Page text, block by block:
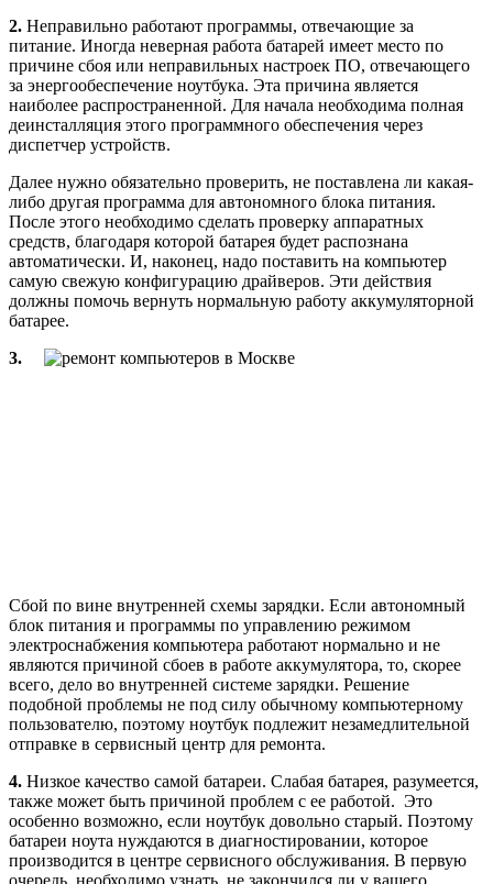
2. Неправильно работают программы, отвечающие за
питание. Иногда неверная работа батарей имеет место по
причине сбоя или неправильных настроек ПО, отвечающего
за энергообеспечение ноутбука. Эта причина является
наиболее распространенной. Для начала необходима полная
деинсталляция этого программного обеспечения через
диспетчер устройств.
Далее нужно обязательно проверить, не поставлена ли какая-
либо другая программа для автономного блока питания.
После этого необходимо сделать проверку аппаратных
средств, благодаря которой батарея будет распознана
автоматически. И, наконец, надо поставить на компьютер
самую свежую конфигурацию драйверов. Эти действия
должны помочь вернуть нормальную работу аккумуляторной
батарее.
3.
Сбой по вине внутренней схемы зарядки. Если автономный
блок питания и программы по управлению режимом
электроснабжения компьютера работают нормально и не
являются причиной сбоев в работе аккумулятора, то, скорее
всего, дело во внутренней системе зарядки. Решение
подобной проблемы не под силу обычному компьютерному
пользователю, поэтому ноутбук подлежит незамедлительной
отправке в сервисный центр для ремонта.
4. Низкое качество самой батареи. Слабая батарея, разумеется,
также может быть причиной проблем с ее работой. Это
особенно возможно, если ноутбук довольно старый. Поэтому
батареи ноута нуждаются в диагностировании, которое
производится в центре сервисного обслуживания. В первую